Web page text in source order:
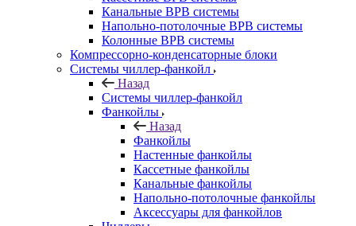
Канальные ВРВ системы
Напольно-потолочные ВРВ системы
Колонные ВРВ системы
Компрессорно-конденсаторные блоки
Системы чиллер-фанкойл
Назад
Системы чиллер-фанкойл
Фанкойлы
Назад
Фанкойлы
Настенные фанкойлы
Кассетные фанкойлы
Канальные фанкойлы
Напольно-потолочные фанкойлы
Аксессуары для фанкойлов